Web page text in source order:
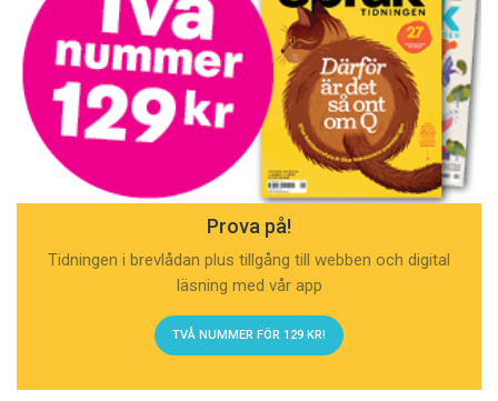
Prova på!
Tidningen i brevlådan plus tillgång till webben och digital
läsning med vår app
TVÅ NUMMER FÖR 129 KR!